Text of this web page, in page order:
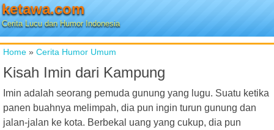
ketawa.com
Cerita Lucu dan Humor Indonesia
Home » Cerita Humor Umum
Kisah Imin dari Kampung
Imin adalah seorang pemuda gunung yang lugu. Suatu ketika
panen buahnya melimpah, dia pun ingin turun gunung dan
jalan-jalan ke kota. Berbekal uang yang cukup, dia pun